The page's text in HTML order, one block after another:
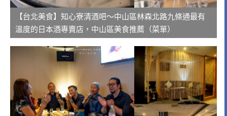
【台北美食】知心寮清酒吧～中山區林森北路九條通最有
溫度的日本酒專賣店，中山區美食推薦（菜單）